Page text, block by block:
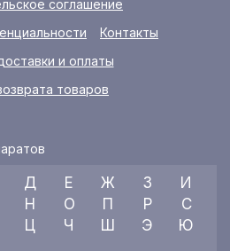
соглашение
Контакты
и оплаты
товаров
Д Е Ж З
И
Н О П Р
С
Ц Ч Ш Э
Ю